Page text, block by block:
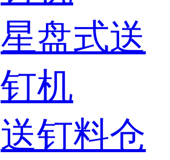
星盘式送
钉机
送钉料仓